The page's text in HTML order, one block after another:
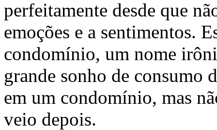
perfeitamente desde que
emoções e a sentimentos.
condomínio, um nome
grande sonho de consumo
em um condomínio, mas
veio depois.